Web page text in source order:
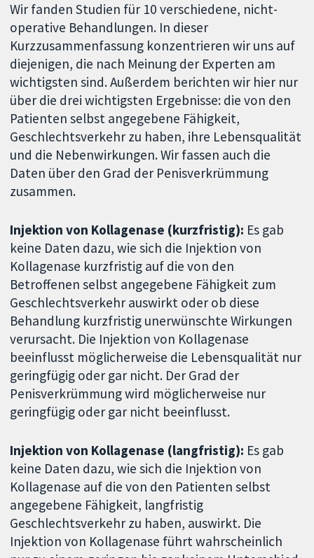
Wir fanden Studien für 10 verschiedene, nicht-
operative Behandlungen. In dieser
Kurzzusammenfassung konzentrieren wir uns auf
diejenigen, die nach Meinung der Experten am
wichtigsten sind. Außerdem berichten wir hier nur
über die drei wichtigsten Ergebnisse: die von den
Patienten selbst angegebene Fähigkeit,
Geschlechtsverkehr zu haben, ihre Lebensqualität
und die Nebenwirkungen. Wir fassen auch die
Daten über den Grad der Penisverkrümmung
zusammen.
Injektion von Kollagenase (kurzfristig): Es gab
keine Daten dazu, wie sich die Injektion von
Kollagenase kurzfristig auf die von den
Betroffenen selbst angegebene Fähigkeit zum
Geschlechtsverkehr auswirkt oder ob diese
Behandlung kurzfristig unerwünschte Wirkungen
verursacht. Die Injektion von Kollagenase
beeinflusst möglicherweise die Lebensqualität nur
geringfügig oder gar nicht. Der Grad der
Penisverkrümmung wird möglicherweise nur
geringfügig oder gar nicht beeinflusst.
Injektion von Kollagenase (langfristig): Es gab
keine Daten dazu, wie sich die Injektion von
Kollagenase auf die von den Patienten selbst
angegebene Fähigkeit, langfristig
Geschlechtsverkehr zu haben, auswirkt. Die
Injektion von Kollagenase führt wahrscheinlich